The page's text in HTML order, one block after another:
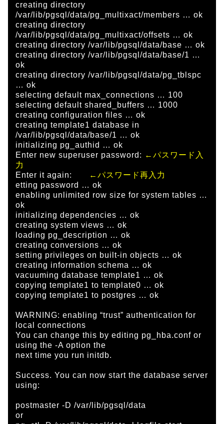
creating directory
/var/lib/pgsql/data/pg_multixact/members … ok
creating directory
/var/lib/pgsql/data/pg_multixact/offsets … ok
creating directory /var/lib/pgsql/data/base … ok
creating directory /var/lib/pgsql/data/base/1 …
ok
creating directory /var/lib/pgsql/data/pg_tblspc
… ok
selecting default max_connections … 100
selecting default shared_buffers … 1000
creating configuration files … ok
creating template1 database in
/var/lib/pgsql/data/base/1 … ok
initializing pg_authid … ok
Enter new superuser password: ←パスワード入
力
Enter it again:
←パスワード再入力
etting password … ok
enabling unlimited row size for system tables …
ok
initializing dependencies … ok
creating system views … ok
loading pg_description … ok
creating conversions … ok
setting privileges on built-in objects … ok
creating information schema … ok
vacuuming database template1 … ok
copying template1 to template0 … ok
copying template1 to postgres … ok
WARNING: enabling “trust” authentication for
local connections
You can change this by editing pg_hba.conf or
using the -A option the
next time you run initdb.
Success. You can now start the database server
using:
postmaster -D /var/lib/pgsql/data
or